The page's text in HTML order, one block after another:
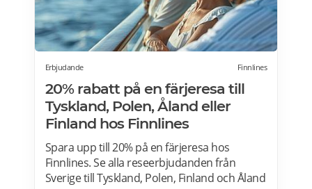
Erbjudande Finnlines
20% rabatt på en färjeresa till
Tyskland, Polen, Åland eller
Finland hos Finnlines
Spara upp till 20% på en färjeresa hos
Finnlines. Se alla reseerbjudanden från
Sverige till Tyskland, Polen, Finland och Åland